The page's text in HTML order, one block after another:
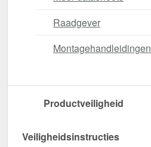
Raadgever
Montagehandleidingen
Productveiligheid
Veiligheidsinstructies